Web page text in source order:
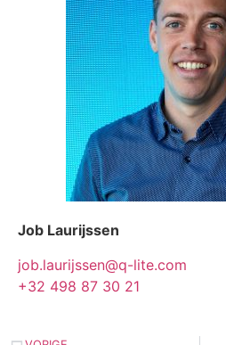
Job Laurijssen
job.laurijssen@q-lite.com
+32 498 87 30 21